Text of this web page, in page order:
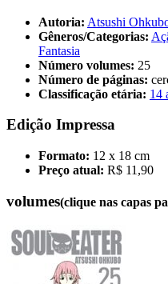
Autoria: Atsushi
Gêneros/Categorias:
Fantasia
Número volumes: 25
Número de páginas:
Classificação etária: 14
Edição Impressa
Formato: 12 x 18 cm
Preço atual: R$ 11,90
volumes(clique nas capas